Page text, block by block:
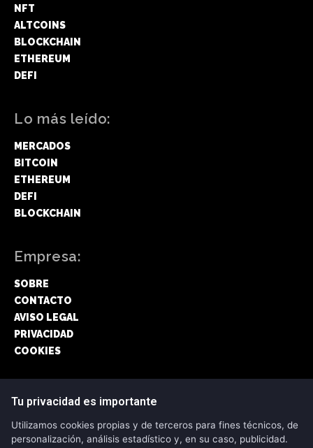
NFT
ALTCOINS
BLOCKCHAIN
ETHEREUM
DEFI
Lo más leído:
MERCADOS
BITCOIN
ETHEREUM
DEFI
BLOCKCHAIN
Empresa:
SOBRE
CONTACTO
AVISO LEGAL
PRIVACIDAD
COOKIES
Síguenos:
FACEBOOK
Tu privacidad es importante
Utilizamos cookies propias y de terceros para fines técnicos, de
personalización, análisis estadístico y, en su caso, publicidad.